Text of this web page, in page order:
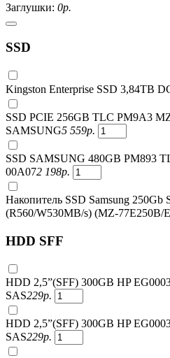
Заглушки: 0р.
SSD
Kingston Enterprise SSD 3,84TB
SSD PCIE 256GB TLC PM9A3
SAMSUNG5 559р.
SSD SAMSUNG 480GB PM893
00A072 198р.
Накопитель SSD Samsung
(R560/W530MB/s) (MZ-77E250B/
HDD SFF
HDD 2,5”(SFF) 300GB HP
SAS229р.
HDD 2,5”(SFF) 300GB HP
SAS229р.